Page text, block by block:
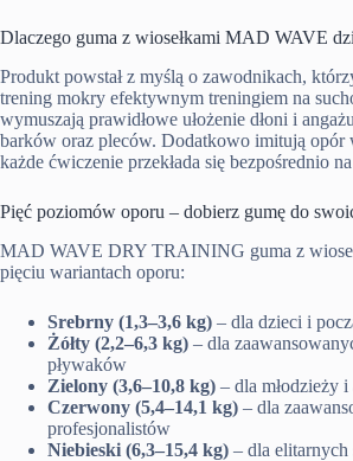
Dlaczego guma z wiosełkami MAD WAVE
Produkt powstał z myślą o zawodnikach,
trening mokry efektywnym treningiem na
wymuszają prawidłowe ułożenie dłoni i
barków oraz pleców. Dodatkowo imitują opór
każde ćwiczenie przekłada się bezpośrednio
Pięć poziomów oporu – dobierz gumę do
MAD WAVE DRY TRAINING guma z
pięciu wariantach oporu:
Srebrny (1,3–3,6 kg) – dla dzieci i
Żółty (2,2–6,3 kg) – dla
pływaków
Zielony (3,6–10,8 kg) – dla młodzieży
Czerwony (5,4–14,1 kg) – dla
profesjonalistów
Niebieski (6,3–15,4 kg) – dla